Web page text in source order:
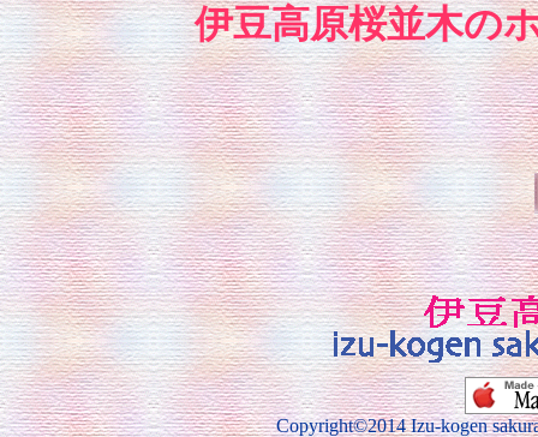
伊豆高原桜並木の
Copyright©2014 Izu-kogen